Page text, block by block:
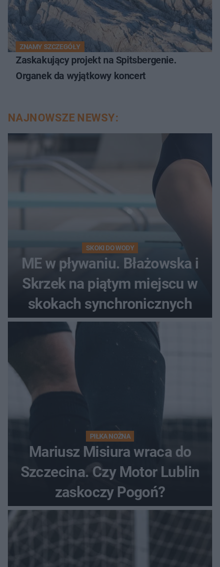
ZNAMY SZCZEGÓŁY
Zaskakujący projekt na Spitsbergenie.
Organek da wyjątkowy koncert
NAJNOWSZE NEWSY:
SKOKI DO WODY
ME w pływaniu. Błażowska i
Skrzek na piątym miejscu w
skokach synchronicznych
PIŁKA NOŻNA
Mariusz Misiura wraca do
Szczecina. Czy Motor Lublin
zaskoczy Pogoń?